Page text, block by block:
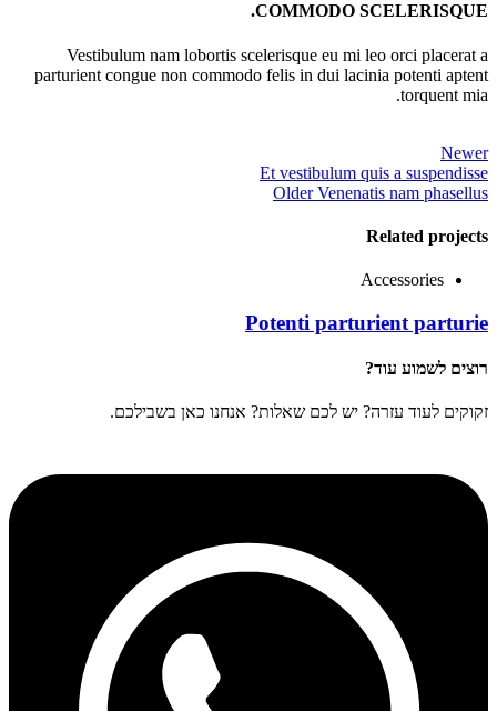
COMMODO SCELERISQUE.
Vestibulum nam lobortis scelerisque eu mi leo orci placerat a
parturient congue non commodo felis in dui lacinia potenti aptent
torquent mia.
Newer
Et vestibulum quis a suspendisse
Older Venenatis nam phasellus
Related projects
Accessories
Potenti parturient parturie
רוצים לשמוע עוד?
זקוקים לעוד עזרה? יש לכם שאלות? אנחנו כאן בשבילכם.